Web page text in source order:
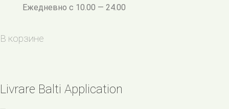
Ежедневно с 10.00 — 24.00
В корзине
Livrare Balti Application